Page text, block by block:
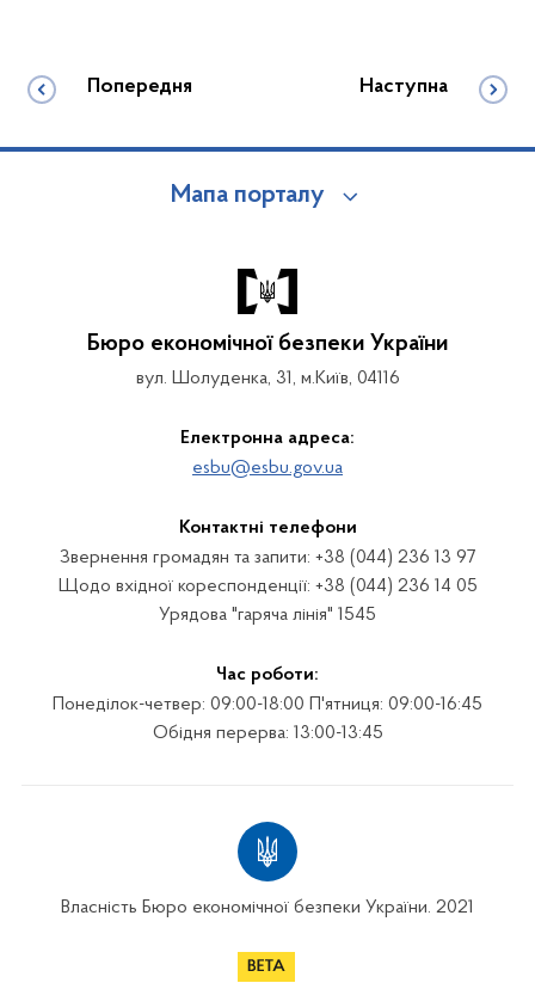
Попередня Наступна
Мапа порталу
Бюро економічної безпеки України
вул. Шолуденка, 31, м.Київ, 04116
Електронна адреса:
esbu@esbu.gov.ua
Контактні телефони
Звернення громадян та запити: +38 (044) 236 13 97
Щодо вхідної кореспонденції: +38 (044) 236 14 05
Урядова "гаряча лінія" 1545
Час роботи:
Понеділок-четвер: 09:00-18:00 П'ятниця: 09:00-16:45
Обідня перерва: 13:00-13:45
Власність Бюро економічної безпеки України. 2021